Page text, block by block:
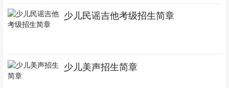
少儿民谣吉他考级招生简章
少儿美声招生简章